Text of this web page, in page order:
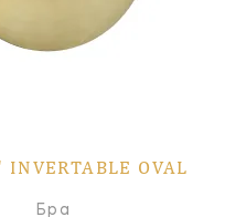
INVERTABLE OVAL
Бра